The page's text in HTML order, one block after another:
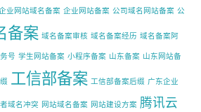
业网站域名备案 企业网站备案 公司域名网站备案 公
备案 域名备案审核 域名备案经历 域名备案阿
号 学生网站备案 小程序备案 山东备案 山东网站备
工信部备案 工信部备案后缀 广东企业
域名冲突 网站域名备案 网站建设方案 腾讯云